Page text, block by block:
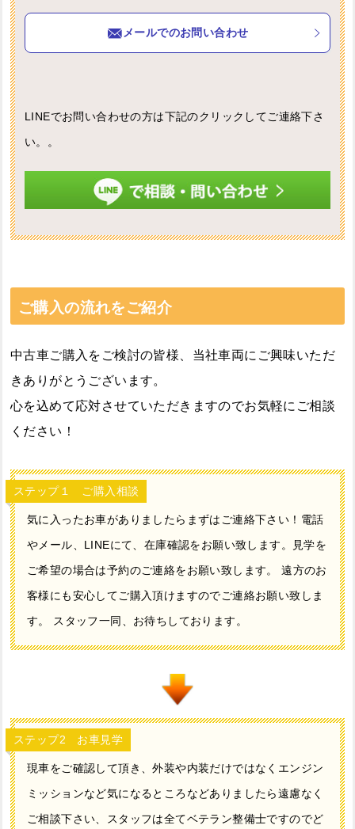
メールでのお問い合わせ
LINEでお問い合わせの方は下記のクリックしてご連絡下さ
い。。
ご購入の流れをご紹介
中古車ご購入をご検討の皆様、当社車両にご興味いただ
きありがとうございます。
心を込めて応対させていただきますのでお気軽にご相談
ください！
ステップ１ ご購入相談
気に入ったお車がありましたらまずはご連絡下さい！電話
やメール、LINEにて、在庫確認をお願い致します。見学を
ご希望の場合は予約のご連絡をお願い致します。 遠方のお
客様にも安心してご購入頂けますのでご連絡お願い致しま
す。 スタッフ一同、お待ちしております。
ステップ2 お車見学
現車をご確認して頂き、外装や内装だけではなくエンジン
ミッションなど気になるところなどありましたら遠慮なく
ご相談下さい、スタッフは全てベテラン整備士ですのでど